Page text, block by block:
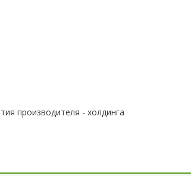
производителя - холдинга